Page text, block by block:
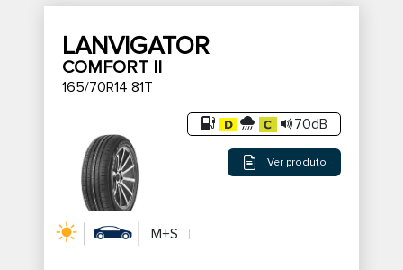
LANVIGATOR
COMFORT II
165/70R14 81T
70dB
Ver produto
M+S